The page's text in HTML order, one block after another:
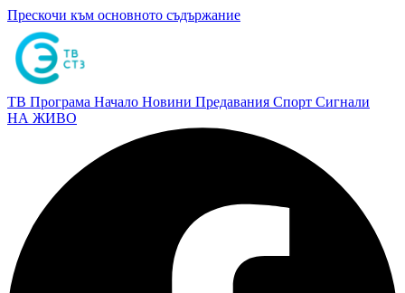
Прескочи към основното съдържание
ТВ Програма Начало Новини Предавания Спорт Сигнали
НА ЖИВО